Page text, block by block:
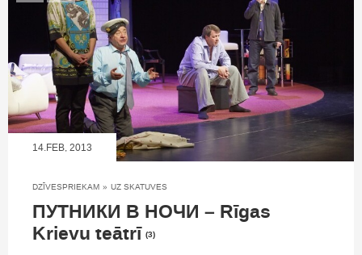
14.FEB, 2013
DZĪVESPRIEKAM » UZ SKATUVES
ПУТНИКИ В НОЧИ – Rīgas
Krievu teātrī (3)